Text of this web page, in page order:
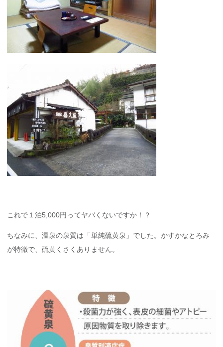
これで１泊5,000円ってヤバくないですか！？
ちなみに、温泉の泉質は「単純硫黄泉」でした。かすかなとろみ
が特徴で、硫黄くさくありません。